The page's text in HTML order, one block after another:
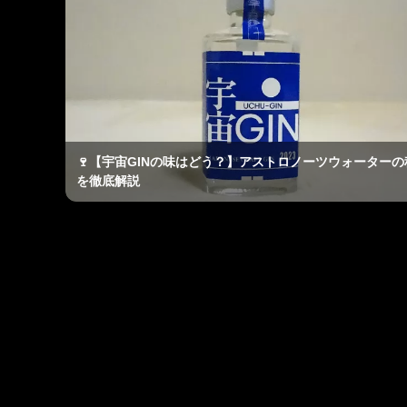
🍷【宇宙GINの味はどう？】アストロノーツウォーター
を徹底解説